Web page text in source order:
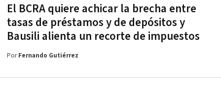
El BCRA quiere achicar la brecha entre
tasas de préstamos y de depósitos y
Bausili alienta un recorte de impuestos
PorFernando Gutiérrez